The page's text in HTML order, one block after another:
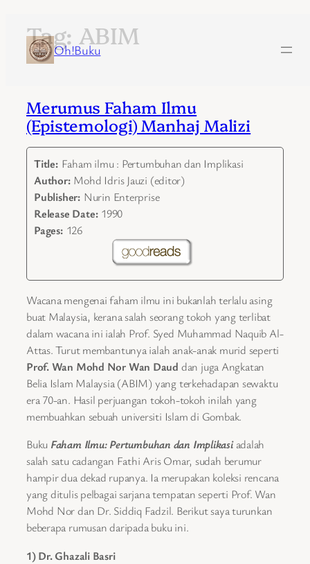
Skip
content
Oh!Buku
Tag: ABIM
Merumus Faham Ilmu
(Epistemologi) Manhaj Malizi
Title: Faham ilmu : Pertumbuhan dan Implikasi
Author: Mohd Idris Jauzi (editor)
Publisher: Nurin Enterprise
Release Date: 1990
Pages: 126
Wacana mengenai faham ilmu ini bukanlah terlalu asing
buat Malaysia, kerana salah seorang tokoh yang terlibat
dalam wacana ini ialah Prof. Syed Muhammad Naquib Al-
Attas. Turut membantunya ialah anak-anak murid seperti
Prof. Wan Mohd Nor Wan Daud dan juga Angkatan
Belia Islam Malaysia (ABIM) yang terkehadapan sewaktu
era 70-an. Hasil perjuangan tokoh-tokoh inilah yang
membuahkan sebuah universiti Islam di Gombak.
Buku Faham Ilmu: Pertumbuhan dan Implikasi adalah
salah satu cadangan Fathi Aris Omar, sudah berumur
hampir dua dekad rupanya. Ia merupakan koleksi rencana
yang ditulis pelbagai sarjana tempatan seperti Prof. Wan
Mohd Nor dan Dr. Siddiq Fadzil. Berikut saya turunkan
beberapa rumusan daripada buku ini.
1) Dr. Ghazali Basri